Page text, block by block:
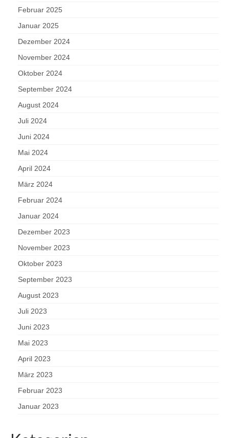
Februar 2025
Januar 2025
Dezember 2024
November 2024
Oktober 2024
September 2024
August 2024
Juli 2024
Juni 2024
Mai 2024
April 2024
März 2024
Februar 2024
Januar 2024
Dezember 2023
November 2023
Oktober 2023
September 2023
August 2023
Juli 2023
Juni 2023
Mai 2023
April 2023
März 2023
Februar 2023
Januar 2023